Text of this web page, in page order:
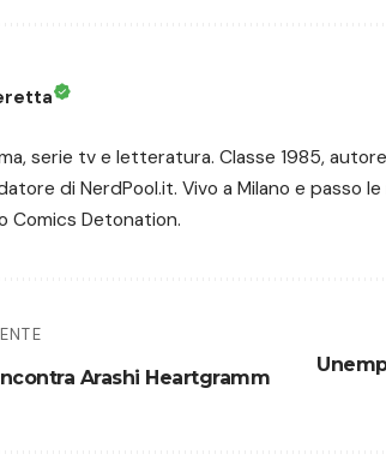
serie tv e letteratura. Classe 1985,
di NerdPool.it. Vivo a Milano e passo
Comics Detonation.
Arashi Heartgramm